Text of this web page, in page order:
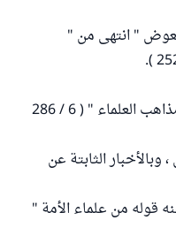
" انتهى من "
قال ابن المنذر في " الإشراف على مذاهب العلماء " ( 6 / 286
وبالأخبار الثابتة عن
قوله من علماء الأمة "